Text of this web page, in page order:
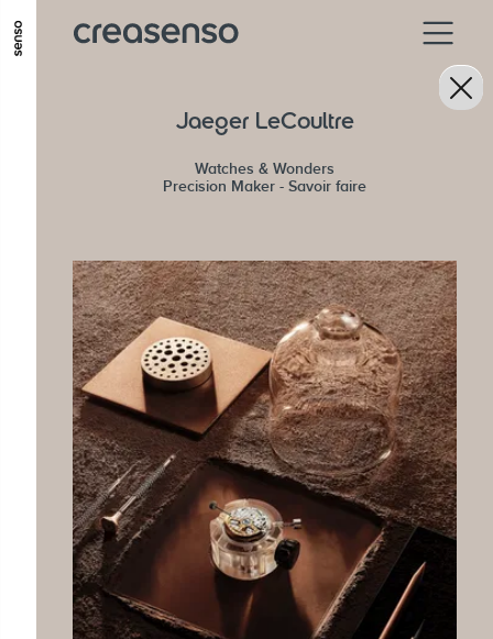
ALLER AU CONTENU PRINCIPAL
ALLER EN BAS DE PAGEJaeger LeCoultre
Watches & Wonders
Precision Maker - Savoir faire